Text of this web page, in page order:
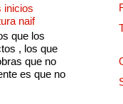
inicios
naif
que los
, los que
que no
es que no